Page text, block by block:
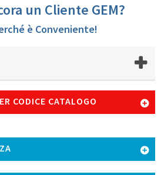
un Cliente GEM?
è Conveniente!
CODICE CATALOGO